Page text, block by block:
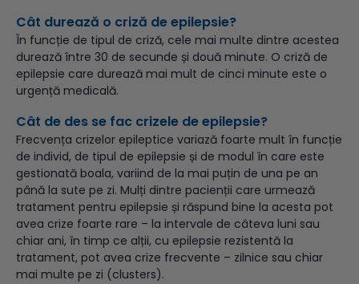
Cât durează o criză de epilepsie?
În funcție de tipul de criză, cele mai multe dintre acestea
durează între 30 de secunde și două minute. O criză de
epilepsie care durează mai mult de cinci minute este o
urgență medicală.
Cât de des se fac crizele de epilepsie?
Frecvența crizelor epileptice variază foarte mult în funcție
de individ, de tipul de epilepsie și de modul în care este
gestionată boala, variind de la mai puțin de una pe an
până la sute pe zi. Mulți dintre pacienții care urmează
tratament pentru epilepsie și răspund bine la acesta pot
avea crize foarte rare – la intervale de câteva luni sau
chiar ani, în timp ce alții, cu epilepsie rezistentă la
tratament, pot avea crize frecvente – zilnice sau chiar
mai multe pe zi (clusters).